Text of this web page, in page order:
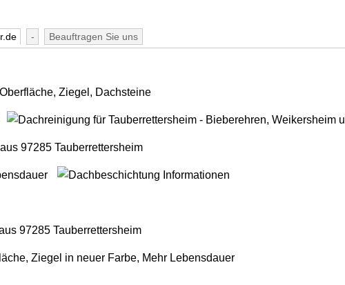
- Beauftragen Sie uns